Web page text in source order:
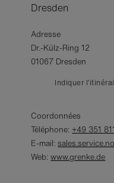
Dresden
Adresse
Dr.-Külz-Ring 12
01067 Dresden
Indiquer
Coordonnées
Téléphone:+49 351
E-mail:
Web:www.grenke.de